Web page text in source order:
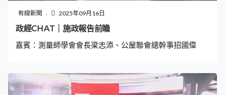
有線新聞 2025年09月16日
政經CHAT｜施政報告前瞻
嘉賓：測量師學會會長梁志添、公屋聯會總幹事招國偉